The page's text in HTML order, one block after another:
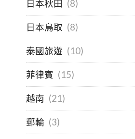
日本秋田 (8)
日本鳥取 (8)
泰國旅遊 (10)
菲律賓 (15)
越南 (21)
郵輪 (3)